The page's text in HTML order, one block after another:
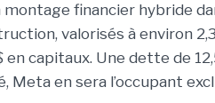
montage financier hybride
valorisés à environ
capitaux. Une dette de
Meta en sera l’occupant